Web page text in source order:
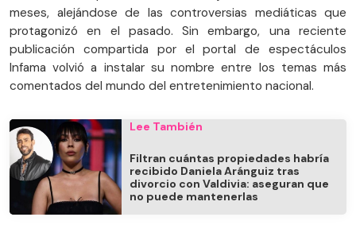
meses, alejándose de las controversias mediáticas que
protagonizó en el pasado. Sin embargo, una reciente
publicación compartida por el portal de espectáculos
Infama volvió a instalar su nombre entre los temas más
comentados del mundo del entretenimiento nacional.
Lee También
Filtran cuántas propiedades habría
recibido Daniela Aránguiz tras
divorcio con Valdivia: aseguran que
no puede mantenerlas